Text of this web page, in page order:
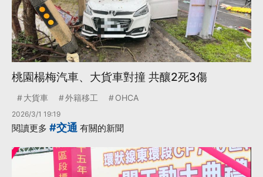
桃園楊梅汽車、大貨車對撞 共釀2死3傷
大貨車 外籍移工 OHCA
2026/3/1 19:19
閱讀更多 #交通 有關的新聞